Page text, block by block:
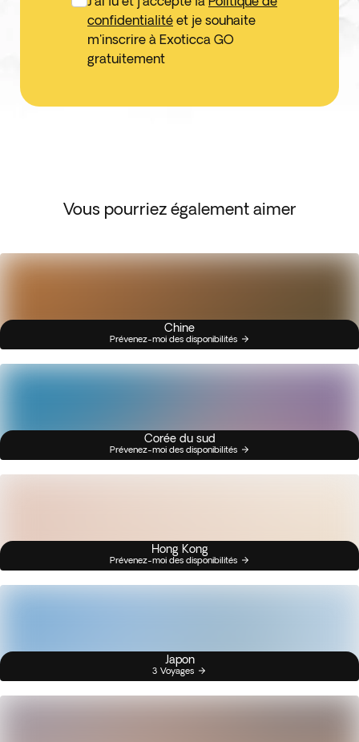
confidentialité et je souhaite
m'inscrire à Exoticca GO
gratuitement
Vous pourriez également aimer
Chine
Prévenez-moi des disponibilités
Corée du sud
Prévenez-moi des disponibilités
Hong Kong
Prévenez-moi des disponibilités
Japon
3 Voyages